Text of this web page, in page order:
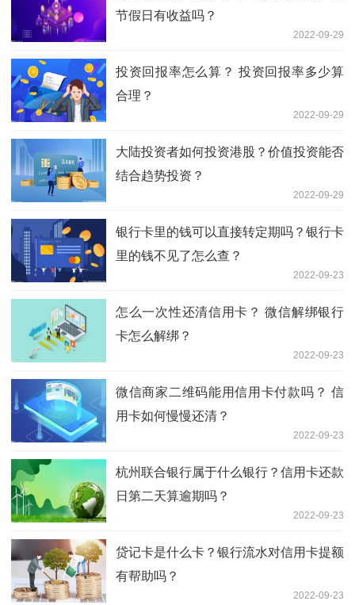
节假日有收益吗？
2022-09-29
投资回报率怎么算？ 投资回报率多少算
合理？
2022-09-29
大陆投资者如何投资港股？价值投资能否
结合趋势投资？
2022-09-29
银行卡里的钱可以直接转定期吗？银行卡
里的钱不见了怎么查？
2022-09-23
怎么一次性还清信用卡？ 微信解绑银行
卡怎么解绑？
2022-09-23
微信商家二维码能用信用卡付款吗？ 信
用卡如何慢慢还清？
2022-09-23
杭州联合银行属于什么银行？信用卡还款
日第二天算逾期吗？
2022-09-23
贷记卡是什么卡？银行流水对信用卡提额
有帮助吗？
2022-09-23